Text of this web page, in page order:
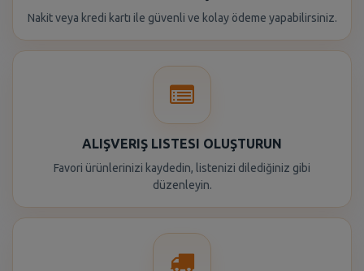
Nakit veya kredi kartı ile güvenli ve kolay ödeme yapabilirsiniz.
ALIŞVERIŞ LISTESI OLUŞTURUN
Favori ürünlerinizi kaydedin, listenizi dilediğiniz gibi
düzenleyin.